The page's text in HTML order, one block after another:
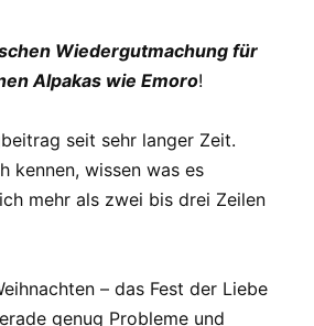
Wiedergutmachung für
Alpakas wie Emoro!
seit sehr langer Zeit.
kennen, wissen was es
mehr als zwei bis drei Zeilen
– das Fest der Liebe
genug Probleme und